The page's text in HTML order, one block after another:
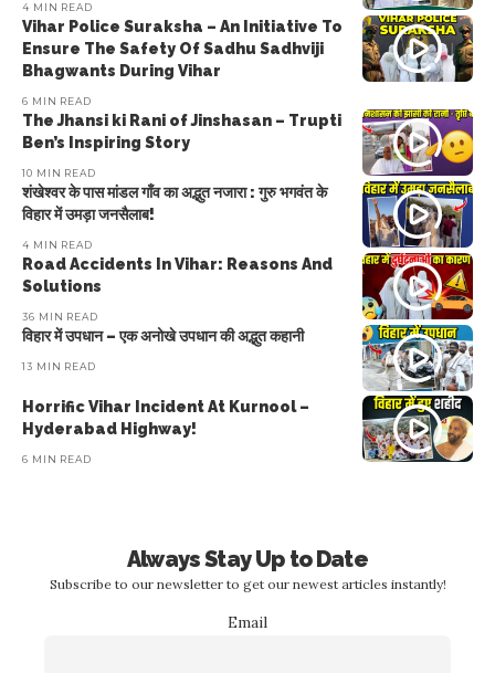
4 MIN READ
Vihar Police Suraksha – An Initiative To
Ensure The Safety Of Sadhu Sadhviji
Bhagwants During Vihar
6 MIN READ
The Jhansi ki Rani of Jinshasan – Trupti
Ben’s Inspiring Story
10 MIN READ
शंखेश्वर के पास मांडल गाँव का अद्भुत नजारा : गुरु भगवंत के
विहार में उमड़ा जनसैलाब!
4 MIN READ
Road Accidents In Vihar: Reasons And
Solutions
36 MIN READ
विहार में उपधान – एक अनोखे उपधान की अद्भुत कहानी
13 MIN READ
Horrific Vihar Incident At Kurnool –
Hyderabad Highway!
6 MIN READ
Always Stay Up to Date
Subscribe to our newsletter to get our newest articles instantly!
Email